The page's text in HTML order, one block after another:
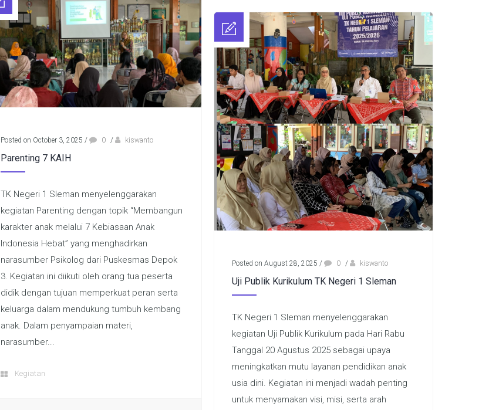
Posted on October 3, 2025 / 0 / kiswanto
Parenting 7 KAIH
TK Negeri 1 Sleman menyelenggarakan
kegiatan Parenting dengan topik “Membangun
karakter anak melalui 7 Kebiasaan Anak
Indonesia Hebat” yang menghadirkan
narasumber Psikolog dari Puskesmas Depok
3. Kegiatan ini diikuti oleh orang tua peserta
didik dengan tujuan memperkuat peran serta
keluarga dalam mendukung tumbuh kembang
anak. Dalam penyampaian materi,
narasumber...
Kegiatan
Posted on August 28, 2025 / 0 / kiswanto
Uji Publik Kurikulum TK Negeri 1 Sleman
TK Negeri 1 Sleman menyelenggarakan
kegiatan Uji Publik Kurikulum pada Hari Rabu
Tanggal 20 Agustus 2025 sebagai upaya
meningkatkan mutu layanan pendidikan anak
usia dini. Kegiatan ini menjadi wadah penting
untuk menyamakan visi, misi, serta arah